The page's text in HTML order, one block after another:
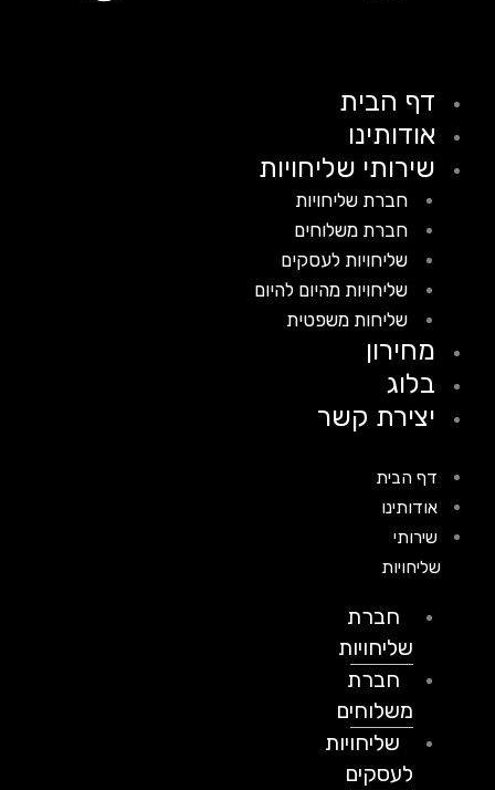
דף הבית
אודותינו
שירותי שליחויות
חברת שליחויות
חברת משלוחים
שליחויות לעסקים
שליחויות מהיום להיום
שליחות משפטית
מחירון
בלוג
יצירת קשר
דף הבית
אודותינו
שירותי
שליחויות
חברת
שליחויות
חברת
משלוחים
שליחויות
לעסקים